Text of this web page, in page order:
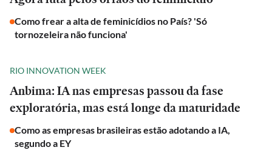
Como frear a alta de feminicídios no País? 'Só
tornozeleira não funciona'
RIO INNOVATION WEEK
Anbima: IA nas empresas passou da fase
exploratória, mas está longe da maturidade
Como as empresas brasileiras estão adotando a IA,
segundo a EY